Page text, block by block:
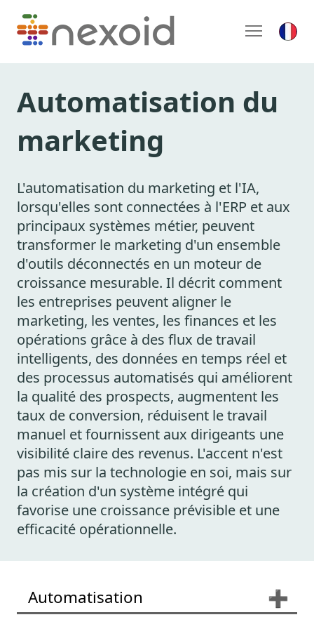
Automatisation du
marketing
L'automatisation du marketing et l'IA,
lorsqu'elles sont connectées à l'ERP et aux
principaux systèmes métier, peuvent
transformer le marketing d'un ensemble
d'outils déconnectés en un moteur de
croissance mesurable. Il décrit comment
les entreprises peuvent aligner le
marketing, les ventes, les finances et les
opérations grâce à des flux de travail
intelligents, des données en temps réel et
des processus automatisés qui améliorent
la qualité des prospects, augmentent les
taux de conversion, réduisent le travail
manuel et fournissent aux dirigeants une
visibilité claire des revenus. L'accent n'est
pas mis sur la technologie en soi, mais sur
la création d'un système intégré qui
favorise une croissance prévisible et une
efficacité opérationnelle.
Automatisation ➕